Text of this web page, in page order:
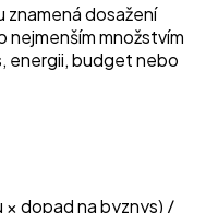
dosažení
nejmenším množstvím
energii, budget nebo
× dopad na byznys) /